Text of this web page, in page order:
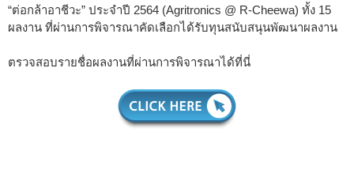
“ต่อกล้าอาชีวะ” ประจำปี 2564 (Agritronics @ R-Cheewa) ทั้ง 15
ผลงาน ที่ผ่านการพิจารณาคัดเลือกได้รับทุนสนับสนุนพัฒนาผลงาน
ตรวจสอบรายชื่อผลงานที่ผ่านการพิจารณาได้ที่นี่